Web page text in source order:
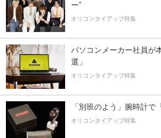
ー”
オリコンタイアップ特集
パソコンメーカー社員が
選」
オリコンタイアップ特集
「別班のよう」腕時計
オリコンタイアップ特集